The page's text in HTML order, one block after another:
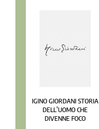
IGINO GIORDANI STORIA
DELL’UOMO CHE
DIVENNE FOCO